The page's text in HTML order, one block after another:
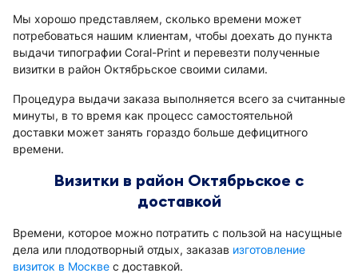
Мы хорошо представляем, сколько времени может
потребоваться нашим клиентам, чтобы доехать до пункта
выдачи типографии Coral-Print и перевезти полученные
визитки в район Октябрьское своими силами.
Процедура выдачи заказа выполняется всего за считанные
минуты, в то время как процесс самостоятельной
доставки может занять гораздо больше дефицитного
времени.
Визитки в район Октябрьское с
доставкой
Времени, которое можно потратить с пользой на насущные
дела или плодотворный отдых, заказав изготовление
визиток в Москве с доставкой.